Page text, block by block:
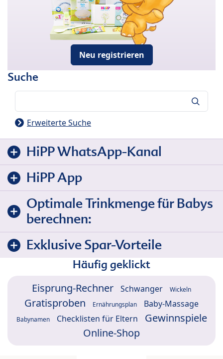
Neu registrieren
Suche
Erweiterte Suche
HiPP WhatsApp-Kanal
HiPP App
Optimale Trinkmenge für Babys
berechnen:
Exklusive Spar-Vorteile
Häufig geklickt
Eisprung-Rechner Schwanger Wickeln
Gratisproben Ernährungsplan Baby-Massage
Babynamen Checklisten für Eltern
Gewinnspiele
Online-Shop